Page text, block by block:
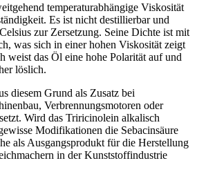
temperaturabhängige Viskosität
Es ist nicht destillierbar und
zur Zersetzung. Seine Dichte ist mit
was sich in einer hohen Viskosität zeigt
weist das Öl eine hohe Polarität auf und
löslich.
diesem Grund als Zusatz bei
Verbrennungsmotoren oder
Wird das Triricinolein alkalisch
Modifikationen die Sebacinsäure
als Ausgangsprodukt für die Herstellung
in der Kunststoffindustrie